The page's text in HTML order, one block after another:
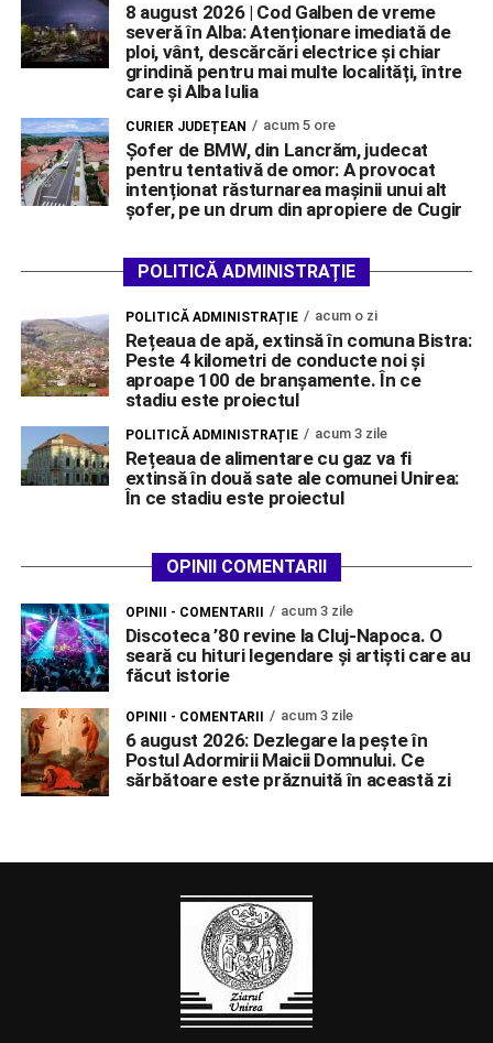
8 august 2026 | Cod Galben de vreme
severă în Alba: Atenționare imediată de
ploi, vânt, descărcări electrice și chiar
grindină pentru mai multe localități, între
care și Alba Iulia
CURIER JUDEȚEAN acum 5 ore
Șofer de BMW, din Lancrăm, judecat
pentru tentativă de omor: A provocat
intenționat răsturnarea mașinii unui alt
șofer, pe un drum din apropiere de Cugir
POLITICĂ ADMINISTRAȚIE
POLITICĂ ADMINISTRAȚIE acum o zi
Rețeaua de apă, extinsă în comuna Bistra:
Peste 4 kilometri de conducte noi și
aproape 100 de branșamente. În ce
stadiu este proiectul
POLITICĂ ADMINISTRAȚIE acum 3 zile
Rețeaua de alimentare cu gaz va fi
extinsă în două sate ale comunei Unirea:
În ce stadiu este proiectul
OPINII COMENTARII
OPINII - COMENTARII acum 3 zile
Discoteca ’80 revine la Cluj-Napoca. O
seară cu hituri legendare și artiști care au
făcut istorie
OPINII - COMENTARII acum 3 zile
6 august 2026: Dezlegare la pește în
Postul Adormirii Maicii Domnului. Ce
sărbătoare este prăznuită în această zi